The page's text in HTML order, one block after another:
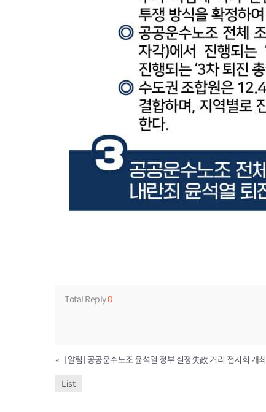
Total Reply0
« [알림] 공공운수노조 윤석열 정부 실정失政 거리 전시회 개최
List